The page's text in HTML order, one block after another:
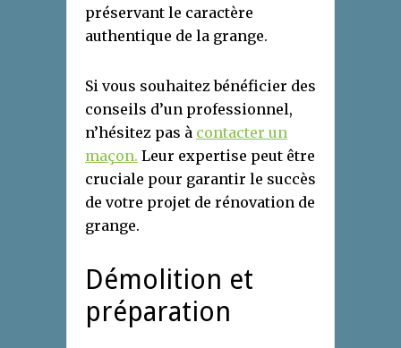
préservant le caractère
authentique de la grange.
Si vous souhaitez bénéficier des
conseils d’un professionnel,
n’hésitez pas à contacter un
maçon. Leur expertise peut être
cruciale pour garantir le succès
de votre projet de rénovation de
grange.
Démolition et
préparation